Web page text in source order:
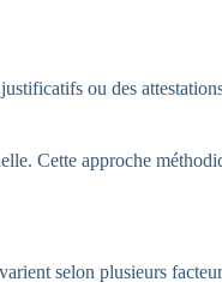
ou des
Cette approche
selon plusieurs